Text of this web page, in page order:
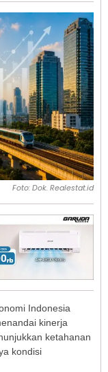
Foto: Dok. Realestat.id
Indonesia
kinerja
ketahanan
kondisi